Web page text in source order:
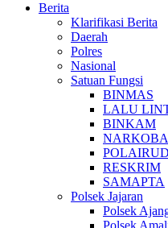
Berita
Klarifikasi Berita
Daerah
Polres
Nasional
Satuan Fungsi
BINMAS
LALU
BINKAM
NARKOBA
POLAIRUD
RESKRIM
SAMAPTA
Polsek Jajaran
Polsek
Polsek